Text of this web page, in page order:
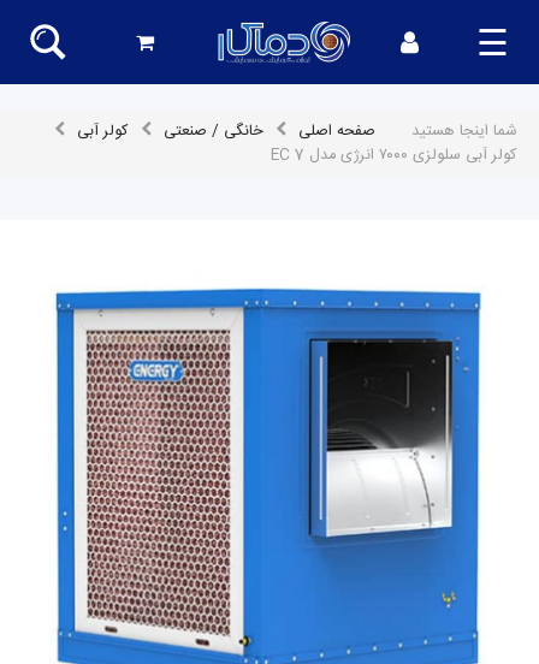
☰
شما اینجا هستید صفحه اصلی خانگی / صنعتی
کولر آبی
کولر آبی سلولزی ۷۰۰۰ انرژی مدل 7 EC